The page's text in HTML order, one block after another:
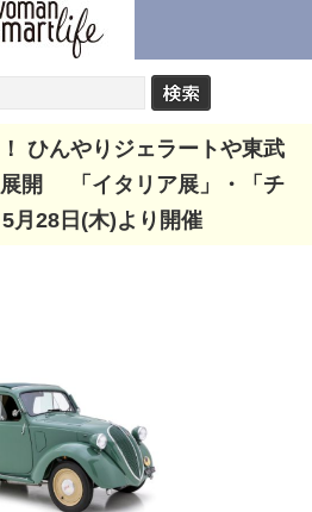
ひんやりジェラートや東武
展開 「イタリア展」・「チ
月28日(木)より開催